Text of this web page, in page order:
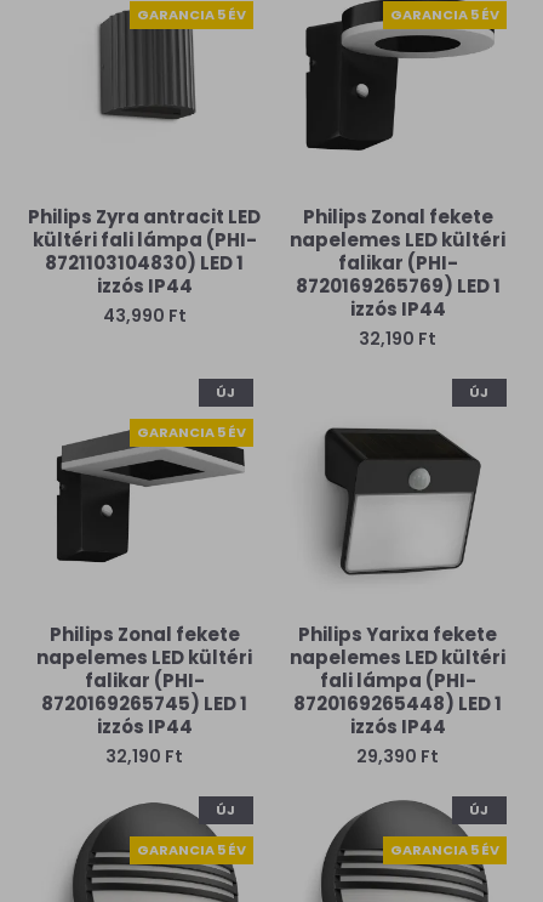
GARANCIA 5 ÉV
Philips Zyra antracit LED
kültéri fali lámpa (PHI-
8721103104830) LED 1
izzós IP44
43,990 Ft
GARANCIA 5 ÉV
Philips Zonal fekete
napelemes LED kültéri
falikar (PHI-
8720169265769) LED 1
izzós IP44
32,190 Ft
ÚJ
GARANCIA 5 ÉV
Philips Zonal fekete
napelemes LED kültéri
falikar (PHI-
8720169265745) LED 1
izzós IP44
32,190 Ft
ÚJ
Philips Yarixa fekete
napelemes LED kültéri
fali lámpa (PHI-
8720169265448) LED 1
izzós IP44
29,390 Ft
ÚJ
GARANCIA 5 ÉV
ÚJ
GARANCIA 5 ÉV